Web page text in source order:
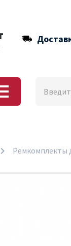
Ремкомплекты